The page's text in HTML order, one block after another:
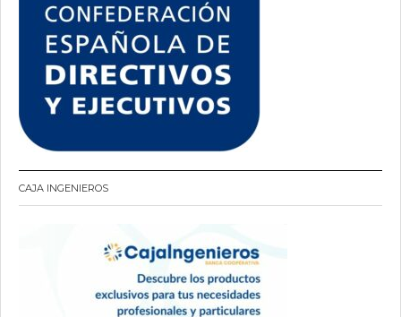
CAJA INGENIEROS